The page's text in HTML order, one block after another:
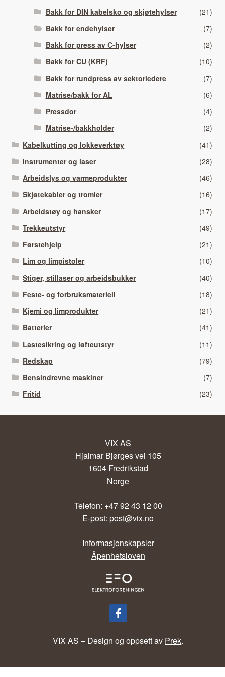
Bakk for DIN kabelsko og skjøtehylser
(21)
Bakk for endehylser
(7)
Bakk for press av C-hylser
(2)
Bakk for CU (KRF)
(10)
Bakk for rundpress av sektorledere
(7)
Matrise/bakk for AL
(6)
Pressdor
(4)
Matrise-/bakkholder
(2)
Kabelkutting og lokkeverktøy
(41)
Instrumenter og laser
(28)
Arbeidslys og varmeprodukter
(46)
Skjøtekabler og tromler
(16)
Arbeidstøy og hansker
(17)
Trekkeutstyr
(49)
Førstehjelp
(21)
Lim og limpistoler
(10)
Stiger, stillaser og arbeidsbukker
(40)
Feste- og forbruksmateriell
(18)
Kjemi og limprodukter
(21)
Batterier
(41)
Lastesikring og løfteutstyr
(11)
Redskap
(79)
Bensindrevne maskiner
(7)
Fritid
(23)
VIX AS
Hjalmar Bjørges vei 105
1604 Fredrikstad
Norge
Telefon: +47 92 43 12 00
E-post:post@vix.no
Informasjonskapsler
Åpenhetsloven
VIX AS – Design og oppsett av Prek.